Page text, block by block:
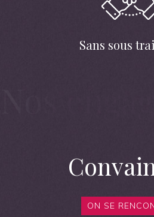
Sans sous
ON SE